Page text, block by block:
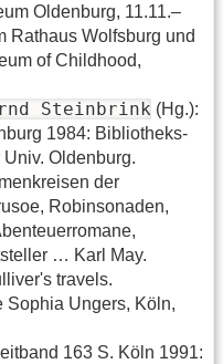
Oldenburg, 11.11.–
Rathaus Wolfsburg und
of Childhood,
Steinbrink (Hg.):
1984: Bibliotheks-
Oldenburg.
der
Robinsonaden,
… Karl May.
travels.
Sophia Ungers, Köln,
163 S. Köln 1991: